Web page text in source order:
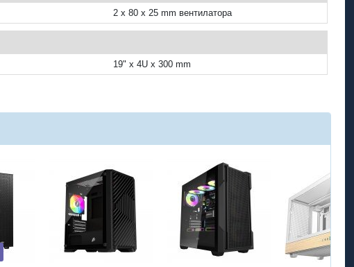
2 x 80 x 25 mm вентилатора
19" x 4U x 300 mm